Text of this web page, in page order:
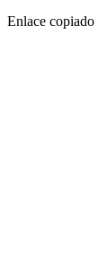
Enlace copiado